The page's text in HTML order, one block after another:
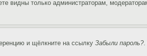
видны только администраторам,
и щёлкните на ссылку Забыли пароль?.